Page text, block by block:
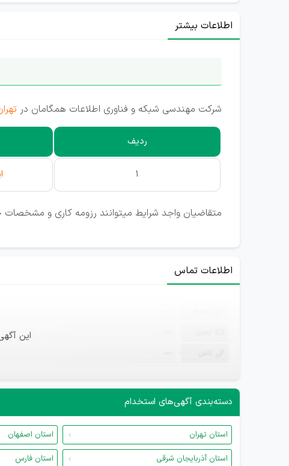
اطلاعات بیشتر
شرکت مهندسی شبکه و فناوری اطلاعات همگامان در
ردیف
1
متقاضیان واجد شرایط میتوانند رزومه کاری و مشخصات
اطلاعات تماس
این
دسته‌بندی آگهی‌های استخدام
استان تهران استان اصفهان
استان آذربایجان شرقی
استان فارس